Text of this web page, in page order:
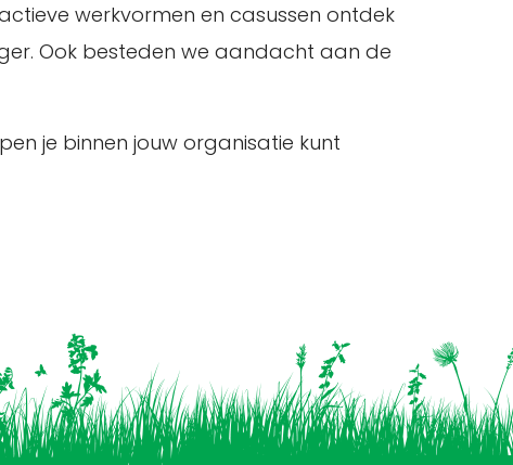
werkvormen en casussen ontdek
Ook besteden we aandacht aan de
je binnen jouw organisatie kunt